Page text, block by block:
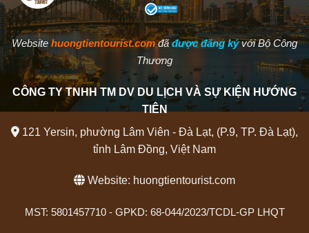
Website huongtientourist.com đãđược đăng ký với Bộ Công
Thương
CÔNG TY TNHH TM DV DU LỊCH VÀ SỰ KIỆN HƯỚNG
TIÊN
121 Yersin, phường Lâm Viên - Đà Lạt, (P.9, TP. Đà Lạt),
tỉnh Lâm Đồng, Việt Nam
Website: huongtientourist.com
MST: 5801457710 - GPKD: 68-044/2023/TCDL-GP LHQT